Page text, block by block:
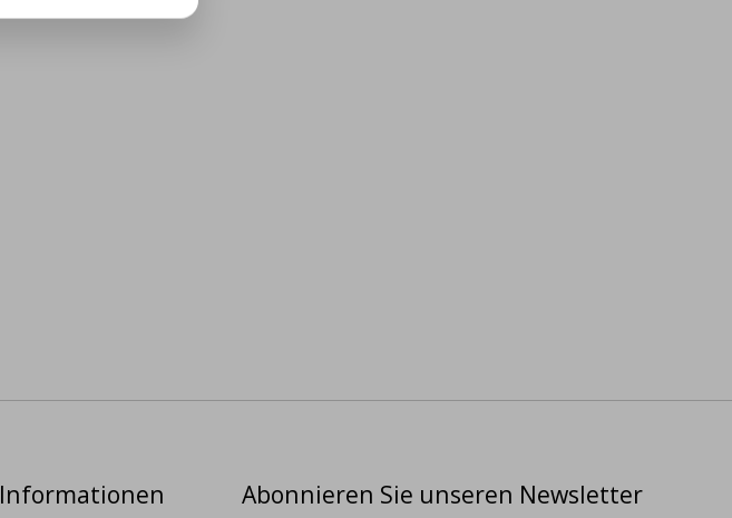
Informationen Abonnieren Sie unseren Newsletter